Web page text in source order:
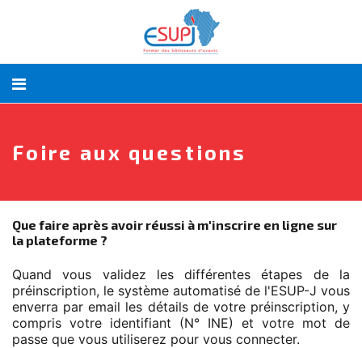
Foire aux questions
Que faire après avoir réussi à m'inscrire en ligne sur
la plateforme ?
Quand vous validez les différentes étapes de la
préinscription, le système automatisé de l'ESUP-J vous
enverra par email les détails de votre préinscription, y
compris votre identifiant (N° INE) et votre mot de
passe que vous utiliserez pour vous connecter.